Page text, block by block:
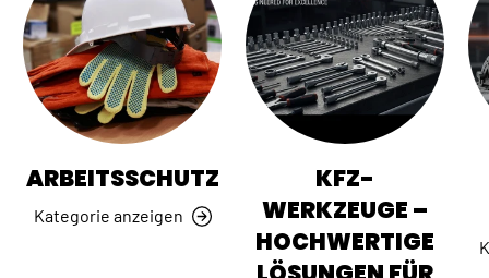
ARBEITSSCHUTZ
Kategorie anzeigen
KFZ-
WERKZEUGE –
HOCHWERTIGE